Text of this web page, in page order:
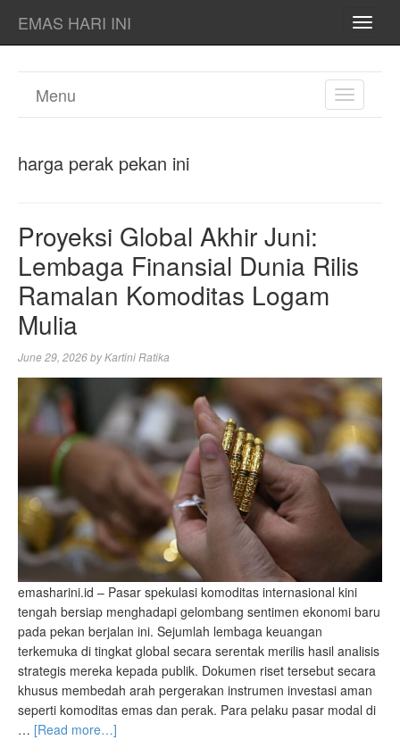
EMAS HARI INI
TOGGLE
Menu
harga perak pekan ini
Proyeksi Global Akhir Juni:
Lembaga Finansial Dunia Rilis
Ramalan Komoditas Logam
Mulia
June 29, 2026byKartini Ratika
emasharini.id – Pasar spekulasi komoditas internasional kini
tengah bersiap menghadapi gelombang sentimen ekonomi baru
pada pekan berjalan ini. Sejumlah lembaga keuangan
terkemuka di tingkat global secara serentak merilis hasil analisis
strategis mereka kepada publik. Dokumen riset tersebut secara
khusus membedah arah pergerakan instrumen investasi aman
seperti komoditas emas dan perak. Para pelaku pasar modal di
… [Read more…]